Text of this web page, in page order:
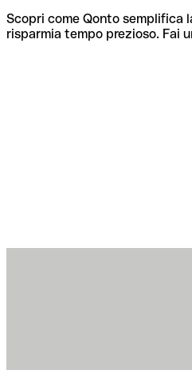
Scopri come Qonto semplifica
risparmia tempo prezioso. Fai